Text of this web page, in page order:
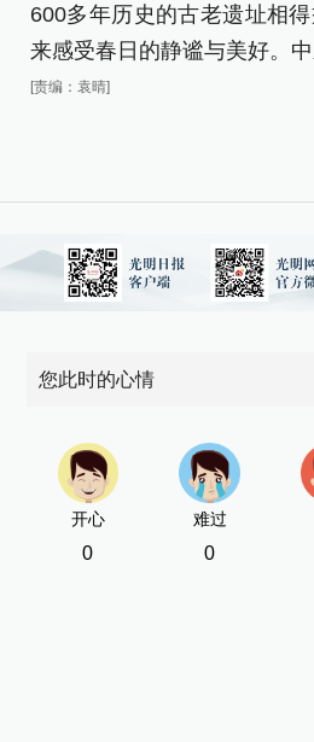
600多年历史的古老遗址相
来感受春日的静谧与美好。
[责编：袁晴]
您此时的心情
开心
0
难过
0